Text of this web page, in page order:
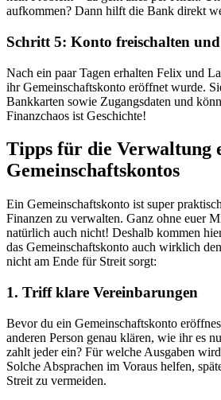
aufkommen? Dann hilft die Bank direkt
Schritt 5: Konto freischalten
Nach ein paar Tagen erhalten Felix und
ihr Gemeinschaftskonto eröffnet wurde.
Bankkarten sowie Zugangsdaten und
Finanzchaos ist Geschichte!
Tipps für die Verwaltung
Gemeinschaftskontos
Ein Gemeinschaftskonto ist super
Finanzen zu verwalten. Ganz ohne euer
natürlich auch nicht! Deshalb kommen
das Gemeinschaftskonto auch wirklich
nicht am Ende für Streit sorgt:
1. Triff klare Vereinbarungen
Bevor du ein Gemeinschaftskonto
anderen Person genau klären, wie ihr es
zahlt jeder ein? Für welche Ausgaben
Solche Absprachen im Voraus helfen,
Streit zu vermeiden.